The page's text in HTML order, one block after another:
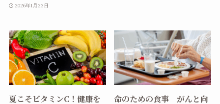
2026年1月23日
夏こそビタミンC！健康を 命のための食事 がんと向